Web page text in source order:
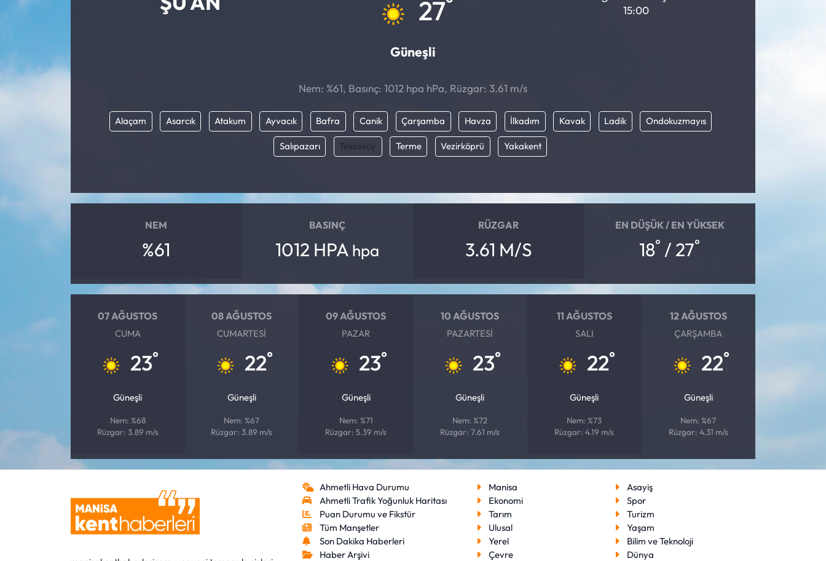
27
Güneşli
15:00
Nem: %61, Basınç: 1012 hpa hPa, Rüzgar: 3.61 m/s
Alaçam Asarcık Atakum Ayvacık Bafra Canik Çarşamba Havza İlkadım Kavak Ladik Ondokuzmayıs
Salıpazarı Tekkeköy Terme Vezirköprü Yakakent
NEM
%61
BASINÇ
1012 HPA hpa
RÜZGAR
3.61 M/S
EN DÜŞÜK / EN YÜKSEK
18° / 27°
07 AĞUSTOS
CUMA
23°
Güneşli
Nem: %68
Rüzgar: 3.89 m/s
08 AĞUSTOS
CUMARTESI
22°
Güneşli
Nem: %67
Rüzgar: 3.89 m/s
09 AĞUSTOS
PAZAR
23°
Güneşli
Nem: %71
Rüzgar: 5.39 m/s
10 AĞUSTOS
PAZARTESI
23°
Güneşli
Nem: %72
Rüzgar: 7.61 m/s
11 AĞUSTOS
SALI
22°
Güneşli
Nem: %73
Rüzgar: 4.19 m/s
12 AĞUSTOS
ÇARŞAMBA
22°
Güneşli
Nem: %67
Rüzgar: 4.31 m/s
Ahmetli Hava Durumu
Ahmetli Trafik Yoğunluk Haritası
Puan Durumu ve Fikstür
Tüm Manşetler
Son Dakika Haberleri
Haber Arşivi
Manisa
Asayiş
Ekonomi
Spor
Tarım
Turizm
Ulusal
Yaşam
Yerel
Bilim ve Teknoloji
Çevre
Dünya